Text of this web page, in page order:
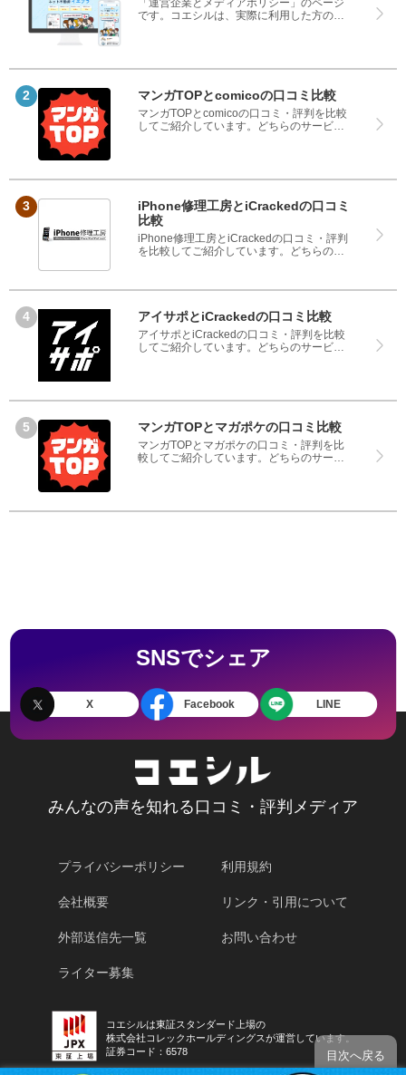
です。コエシルは、実際に利用した方の口
なく、悪い口コミもしっかり掲載している
さい。
マンガTOPとcomicoの口コミ比較
マンガTOPとcomicoの口コミ・評判を比較
してご紹介しています。どちらのサービス
てください。
iPhone修理工房とiCrackedの口コミ
比較
iPhone修理工房とiCrackedの口コミ・評判
を比較してご紹介しています。どちらのサ
て、iPhone修理工房とiCrackedのどちらを
アイサポとiCrackedの口コミ比較
アイサポとiCrackedの口コミ・評判を比較
してご紹介しています。どちらのサービス
てください。
マンガTOPとマガポケの口コミ比較
マンガTOPとマガポケの口コミ・評判を比
較してご紹介しています。どちらのサービ
にしてください。
SNSでシェア
X Facebook LINE
みんなの声を知れる口コミ・評判メディア
プライバシーポリシー 利用規約
会社概要 リンク・引用について
外部送信先一覧 お問い合わせ
ライター募集
コエシルは東証スタンダード上場の
株式会社コレックホールディングスが運営しています。
証券コード：6578
目次へ戻る